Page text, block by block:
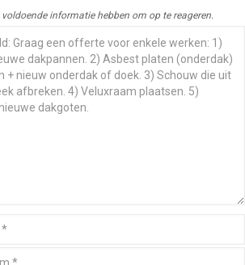
informatie hebben om op te reageren.